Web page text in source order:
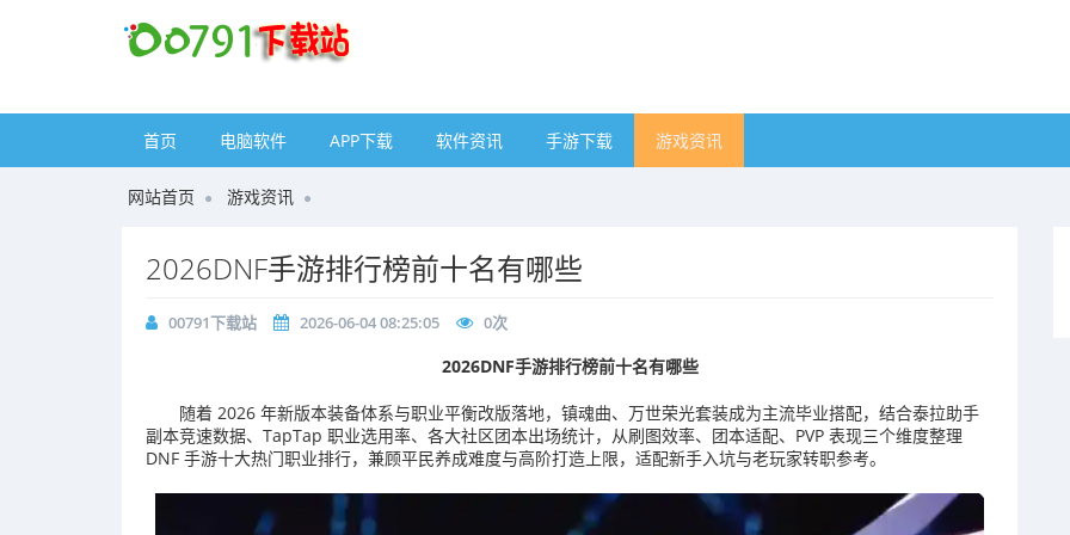
首页 电脑软件 APP下载 软件资讯 手游下载 游戏资讯
网站首页 游戏资讯
2026DNF手游排行榜前十名有哪些
00791下载站 2026-06-04 08:25:05 0次
2026DNF手游排行榜前十名有哪些
随着 2026 年新版本装备体系与职业平衡改版落地，镇魂曲、万世荣光套装成为主流毕业搭配，结合泰拉助手
副本竞速数据、TapTap 职业选用率、各大社区团本出场统计，从刷图效率、团本适配、PVP 表现三个维度整理
DNF 手游十大热门职业排行，兼顾平民养成难度与高阶打造上限，适配新手入坑与老玩家转职参考。